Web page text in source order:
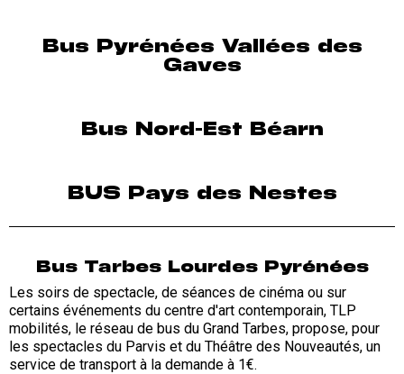
Bus Pyrénées Vallées des
Gaves
Bus Nord-Est Béarn
BUS Pays des Nestes
Bus Tarbes Lourdes Pyrénées
Les soirs de spectacle, de séances de cinéma ou sur
certains événements du centre d'art contemporain, TLP
mobilités, le réseau de bus du Grand Tarbes, propose, pour
les spectacles du Parvis et du Théâtre des Nouveautés, un
service de transport à la demande à 1€.